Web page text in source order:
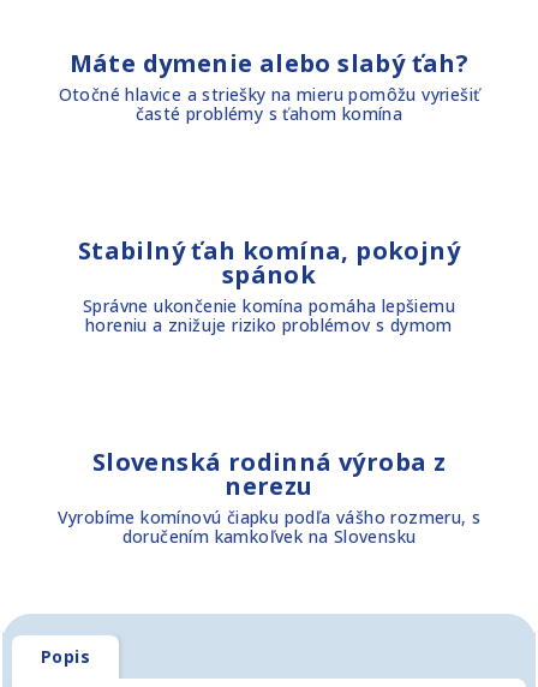
Máte dymenie alebo slabý ťah?
Otočné hlavice a striešky na mieru pomôžu vyriešiť
časté problémy s ťahom komína
Stabilný ťah komína, pokojný
spánok
Správne ukončenie komína pomáha lepšiemu
horeniu a znižuje riziko problémov s dymom
Slovenská rodinná výroba z
nerezu
Vyrobíme komínovú čiapku podľa vášho rozmeru, s
doručením kamkoľvek na Slovensku
Popis